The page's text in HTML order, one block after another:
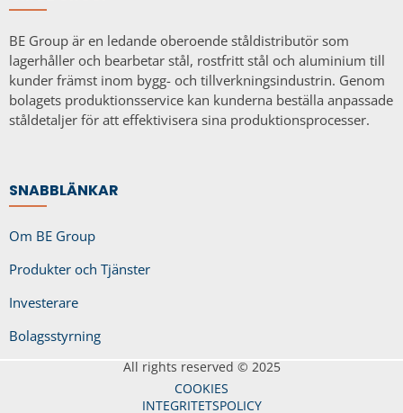
BE Group är en ledande oberoende ståldistributör som
lagerhåller och bearbetar stål, rostfritt stål och aluminium till
kunder främst inom bygg- och tillverkningsindustrin. Genom
bolagets produktionsservice kan kunderna beställa anpassade
ståldetaljer för att effektivisera sina produktionsprocesser.
SNABBLÄNKAR
Om BE Group
Produkter och Tjänster
Investerare
Bolagsstyrning
All rights reserved © 2025
COOKIES
INTEGRITETSPOLICY